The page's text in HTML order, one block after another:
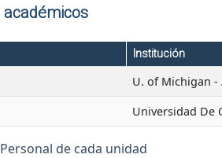
Institución
U. of Michigan -
Universidad De
de cada unidad